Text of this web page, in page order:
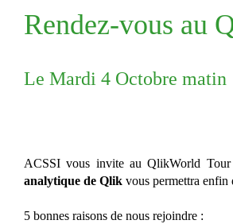
Rendez-vous au
Le Mardi 4 Octobre matin
ACSSI vous invite au QlikWorld
analytique de Qlik vous permettra enfin
5 bonnes raisons de nous rejoindre :